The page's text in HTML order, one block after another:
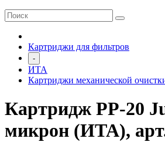
Картриджи для фильтров
-
ИТА
Картриджи механической
Картридж PP-20
микрон (ИТА),